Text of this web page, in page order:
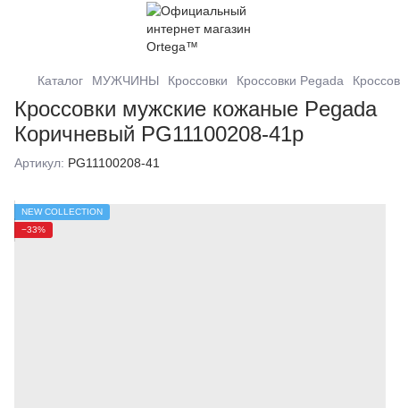
Каталог МУЖЧИНЫ Кроссовки Кроссовки Pegada
Кроссовки мужские кожаные Pegada
Коричневый PG11100208-41р
Артикул: PG11100208-41
NEW COLLECTION
−33%